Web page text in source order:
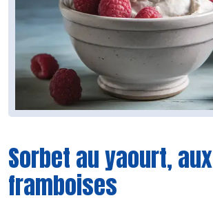
Sorbet au yaourt, aux
framboises